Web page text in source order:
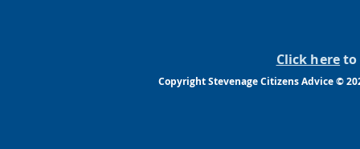
Click hereto
Copyright Stevenage Citizens Advice ©